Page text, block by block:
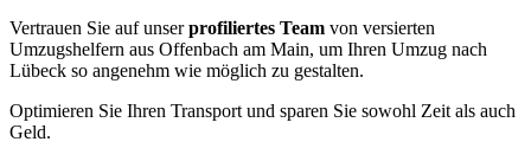
Vertrauen Sie auf unserprofiliertes Team von versierten
Umzugshelfern aus Offenbach am Main, um Ihren Umzug nach
Lübeck so angenehm wie möglich zu gestalten.
Optimieren Sie Ihren Transport und sparen Sie sowohl Zeit als auch
Geld.